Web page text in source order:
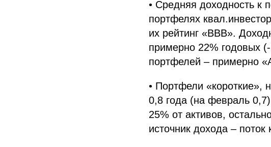
• Средняя доходность к
портфелях
их рейтинг «BBB».
примерно 22% годовых
портфелей – примерно
• Портфели «короткие»,
0,8 года (на февраль
25% от активов,
источник дохода –